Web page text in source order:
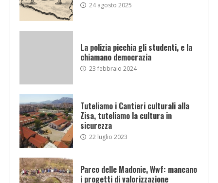
24 agosto 2025
La polizia picchia gli studenti, e la
chiamano democrazia
23 febbraio 2024
Tuteliamo i Cantieri culturali alla
Zisa, tuteliamo la cultura in
sicurezza
22 luglio 2023
Parco delle Madonie, Wwf: mancano
i progetti di valorizzazione